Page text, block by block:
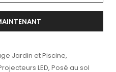
Jardin et Piscine,
LED, Posé au sol